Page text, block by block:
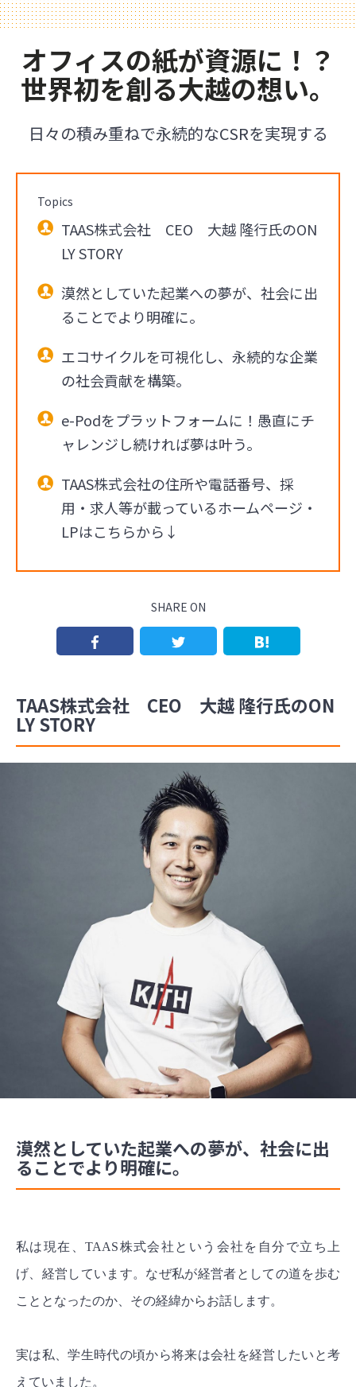
オフィスの紙が資源に！？
世界初を創る大越の想い。
日々の積み重ねで永続的なCSRを実現する
Topics
TAAS株式会社 CEO 大越 隆行氏のON
LY STORY
漠然としていた起業への夢が、社会に出
ることでより明確に。
エコサイクルを可視化し、永続的な企業
の社会貢献を構築。
e-Podをプラットフォームに！愚直にチ
ャレンジし続ければ夢は叶う。
TAAS株式会社の住所や電話番号、採
用・求人等が載っているホームページ・
LPはこちらから↓
SHARE ON
TAAS株式会社 CEO 大越 隆行氏のON
LY STORY
漠然としていた起業への夢が、社会に出
ることでより明確に。
私は現在、TAAS株式会社という会社を自分で立ち上
げ、経営しています。なぜ私が経営者としての道を歩む
こととなったのか、その経緯からお話します。
実は私、学生時代の頃から将来は会社を経営したいと考
えていました。